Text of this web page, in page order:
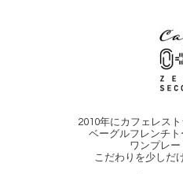
2010年にカフェレス
ベーグルフレンチト
ワンプレー
こだわりを少しだ